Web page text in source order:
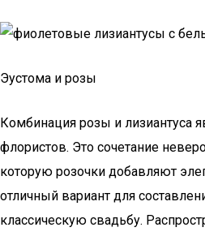
Эустома и розы
Комбинация розы и лизиантуса
флористов. Это сочетание
которую розочки добавляют
отличный вариант для
классическую свадьбу.